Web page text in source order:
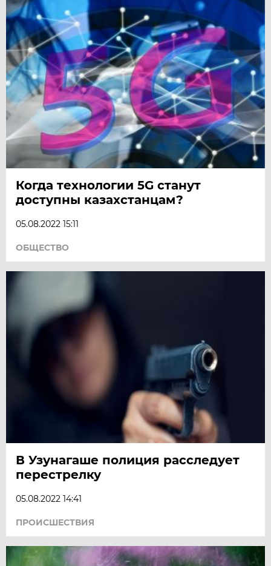
Когда технологии 5G станут
доступны казахстанцам?
05.08.2022 15:11
ОБЩЕСТВО
В Узунагаше полиция расследует
перестрелку
05.08.2022 14:41
ПРОИСШЕСТВИЯ